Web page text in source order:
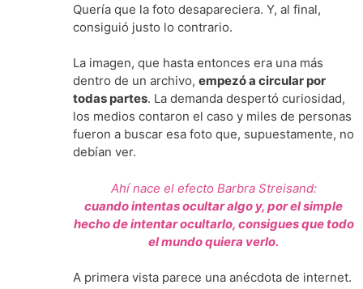
Quería que la foto desapareciera. Y, al final,
consiguió justo lo contrario.
La imagen, que hasta entonces era una más
dentro de un archivo, empezó a circular por
todas partes. La demanda despertó curiosidad,
los medios contaron el caso y miles de personas
fueron a buscar esa foto que, supuestamente, no
debían ver.
Ahí nace el efecto Barbra Streisand:
cuando intentas ocultar algo y, por el simple
hecho de intentar ocultarlo, consigues que todo
el mundo quiera verlo.
A primera vista parece una anécdota de internet.